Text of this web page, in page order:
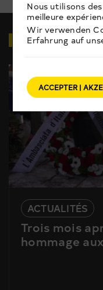
VIDÉOS
ACTUALITÉS
Trois mois
hommage
Nous utilisons
meilleure
Wir verwenden
Erfahrung auf
ACCEPTER |